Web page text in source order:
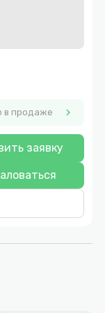
в продаже chevron_right
заявку